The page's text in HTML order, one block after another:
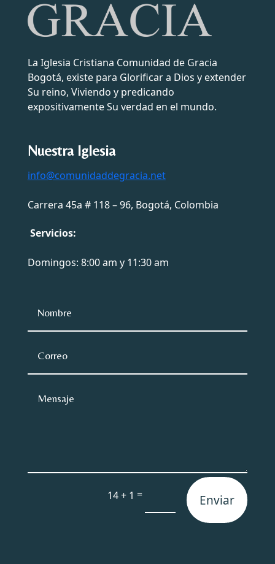
La Iglesia Cristiana Comunidad de Gracia
Bogotá, existe para Glorificar a Dios y extender
Su reino, Viviendo y predicando
expositivamente Su verdad en el mundo.
Nuestra Iglesia
info@comunidaddegracia.net
Carrera 45a # 118 – 96, Bogotá, Colombia
Servicios:
Domingos: 8:00 am y 11:30 am
14 + 1 = Enviar